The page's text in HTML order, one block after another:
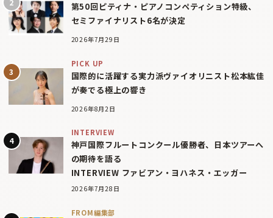
第50回ピティナ・ピアノコンペティション特級、
セミファイナリスト6名が決定
2026年7月29日
PICK UP
国際的に活躍する実力派ヴァイオリニスト松本紘佳
が奏でる極上の響き
2026年8月2日
INTERVIEW
神戸国際フルートコンクール優勝者、日本ツアーへ
の期待を語る
INTERVIEW ファビアン・ヨハネス・エッガー
2026年7月28日
FROM編集部